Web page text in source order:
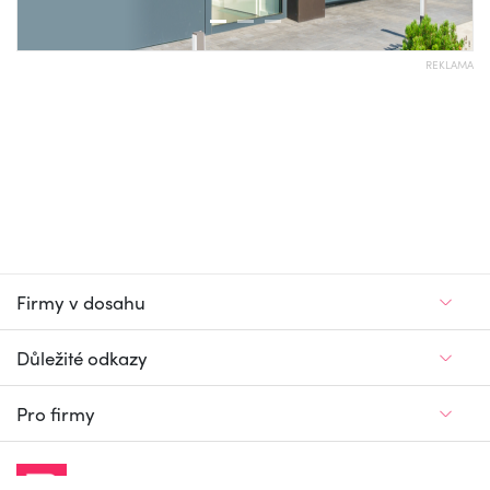
REKLAMA
Firmy v dosahu
Důležité odkazy
Pro firmy